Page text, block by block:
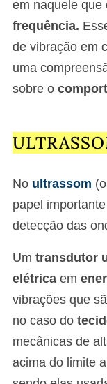
em naquele que
frequência.
de vibração em
uma
sobre o
No ultrassom
papel
detecção das
Um transdutor
elétrica em
vibrações que
no caso do
mecânicas de
acima do limite